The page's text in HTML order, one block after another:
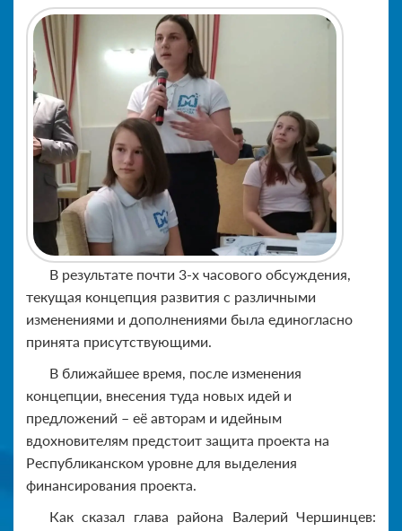
В результате почти 3-х часового обсуждения,
текущая концепция развития с различными
изменениями и дополнениями была единогласно
принята присутствующими.
В ближайшее время, после изменения
концепции, внесения туда новых идей и
предложений – её авторам и идейным
вдохновителям предстоит защита проекта на
Республиканском уровне для выделения
финансирования проекта.
Как сказал глава района Валерий Чершинцев: